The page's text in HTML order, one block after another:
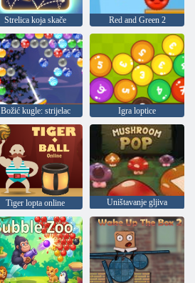
Strelica koja skače Red and Green 2
Božić kugle: strijelac Igra loptice
Tiger lopta online Uništavanje gljiva